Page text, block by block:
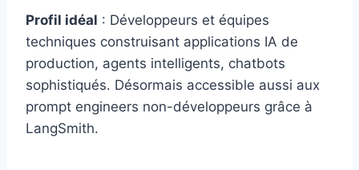
Profil idéal : Développeurs et équipes
techniques construisant applications IA de
production, agents intelligents, chatbots
sophistiqués. Désormais accessible aussi aux
prompt engineers non-développeurs grâce à
LangSmith.